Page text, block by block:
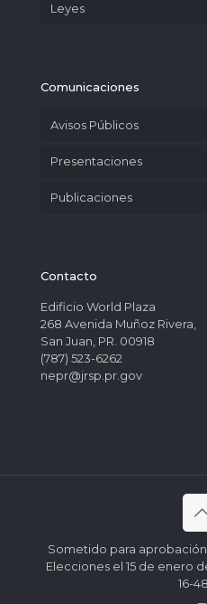
Leyes
Comunicaciones
Avisos Públicos
Presentaciones
Publicaciones
Contacto
Edificio World Plaza
268 Avenida Muñoz Rivera,
San Juan, PR. 00918
(787) 523-6262
nepr@jrsp.pr.gov
Sometido para
Elecciones el 15 de enero
16-